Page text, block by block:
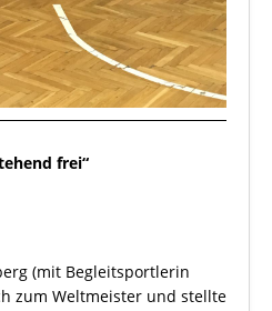
frei“
(mit Begleitsportlerin
zum Weltmeister und stellte